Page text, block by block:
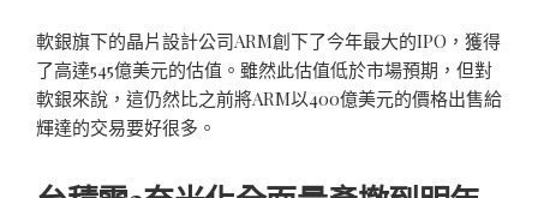
軟銀旗下的晶片設計公司ARM創下了今年最大的IPO，獲得
了高達545億美元的估值。雖然此估值低於市場預期，但對
軟銀來說，這仍然比之前將ARM以400億美元的價格出售給
輝達的交易要好很多。